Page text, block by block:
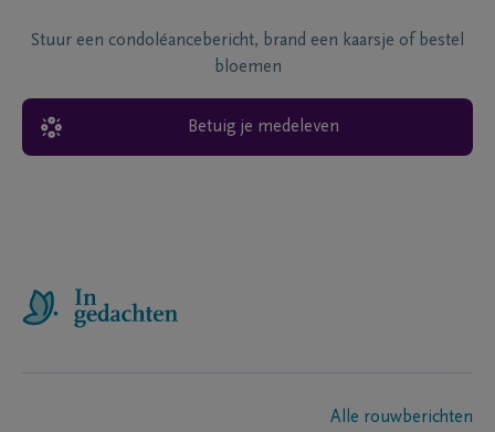
Stuur een condoléancebericht, brand een kaarsje of bestel
bloemen
Betuig je medeleven
Alle rouwberichten